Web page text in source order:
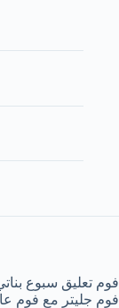
فوم تعليق سبوع
فوم جليتر مع فوم